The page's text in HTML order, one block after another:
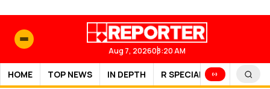
Aug 7, 202608:20 AM
HOME TOP NEWS IN DEPTH R SPECIAL SPORTS